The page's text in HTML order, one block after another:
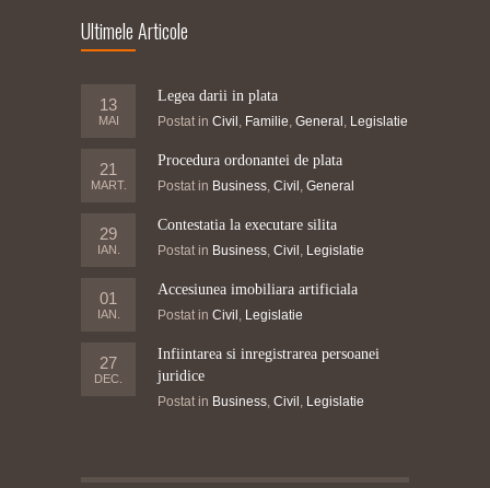
Ultimele Articole
13
MAI
Legea darii in plata
Postat in Civil , Familie, General , Legislatie
21
MART.
Procedura ordonantei de plata
Postat in Business, Civil , General
29
IAN.
Contestatia la executare silita
Postat in Business, Civil , Legislatie
01
IAN.
Accesiunea imobiliara artificiala
Postat in Civil , Legislatie
27
DEC.
Infiintarea si inregistrarea persoanei
juridice
Postat in Business, Civil , Legislatie